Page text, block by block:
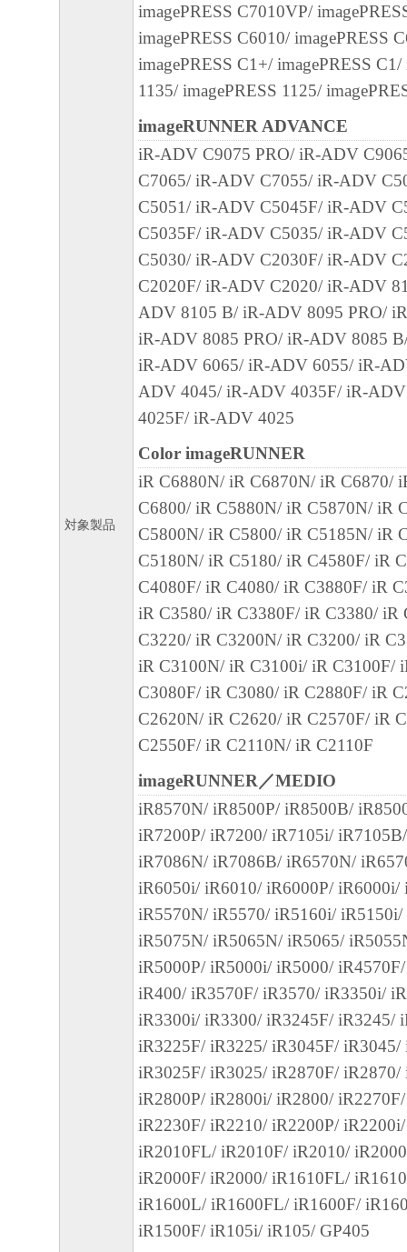
「本ソフトウェア」に係る権原および所有
によりキヤノンまたはキヤノンのライセン
４．著作権表示
お客様は、「本ソフトウェア」に含まれる
キヤノンのライセンサーの著作権表示を変
しくは削除してはなりません。
５．保証の否認・免責
(1) 「本ソフトウェア」は、『現状のまま
諾されます。キヤノン、キヤノンの子会社
連会社、それらの販売代理店または販売店
ンのライセンサーのいずれも、｢本ソフト
て、商品性および特定の目的への適合性の
かなる保証も、明示たると黙示たるとを問
(2) キヤノン、キヤノンの子会社、キヤノ
れらの販売代理店または販売店、またはキ
ンサーのいずれも、「本ソフトウェア」の
不能から生ずるいかなる損害（逸失利益お
生的または付随的な損害を含むがこれらに
ての損害を言います。）について、適用法
り、一切の責任を負わないものとします。
ン、キヤノンの子会社、キヤノンの関連会
売代理店または販売店、またはキヤノンの
かかる損害の可能性について知らされてい
(3) キヤノン、キヤノンの子会社、キヤノ
れらの販売代理店または販売店、またはキ
ンサーのいずれも、「本ソフトウェア」、
トウェア」の使用に起因または関連してお
の間に生じたいかなる紛争についても、一
いものとします。
お客様は、日本国政府または関連する外国
認可等を得ることなしに、「本ソフトウェ
は一部を、直接または間接に輸出してはな
８．契約期間
対象製品
imagePRESS C7010VP/
imagePRESS C6010/ imagePRESS
imagePRESS C1+/ imagePRESS C1/
1135/ imagePRESS 1125/
imageRUNNER ADVANCE
iR-ADV C9075 PRO/ iR-ADV
C7065/ iR-ADV C7055/ iR-ADV
C5051/ iR-ADV C5045F/ iR-ADV
C5035F/ iR-ADV C5035/ iR-ADV
C5030/ iR-ADV C2030F/ iR-ADV
C2020F/ iR-ADV C2020/ iR-ADV
ADV 8105 B/ iR-ADV 8095 PRO/
iR-ADV 8085 PRO/ iR-ADV 8085
iR-ADV 6065/ iR-ADV 6055/ iR-
ADV 4045/ iR-ADV 4035F/ iR-
4025F/ iR-ADV 4025
Color imageRUNNER
iR C6880N/ iR C6870N/ iR C6870/
C6800/ iR C5880N/ iR C5870N/ iR
C5800N/ iR C5800/ iR C5185N/ iR
C5180N/ iR C5180/ iR C4580F/ iR
C4080F/ iR C4080/ iR C3880F/ iR
iR C3580/ iR C3380F/ iR C3380/ iR
C3220/ iR C3200N/ iR C3200/ iR
iR C3100N/ iR C3100i/ iR C3100F/
C3080F/ iR C3080/ iR C2880F/ iR
C2620N/ iR C2620/ iR C2570F/ iR
C2550F/ iR C2110N/ iR C2110F
imageRUNNER／MEDIO
iR8570N/ iR8500P/ iR8500B/
iR7200P/ iR7200/ iR7105i/
iR7086N/ iR7086B/ iR6570N/
iR6050i/ iR6010/ iR6000P/ iR6000i/
iR5570N/ iR5570/ iR5160i/ iR5150i/
iR5075N/ iR5065N/ iR5065/
iR5000P/ iR5000i/ iR5000/
iR400/ iR3570F/ iR3570/ iR3350i/
iR3300i/ iR3300/ iR3245F/ iR3245/
iR3225F/ iR3225/ iR3045F/ iR3045/
iR3025F/ iR3025/ iR2870F/
iR2800P/ iR2800i/ iR2800/
iR2230F/ iR2210/ iR2200P/
iR2010FL/ iR2010F/ iR2010/
iR2000F/ iR2000/ iR1610FL/
iR1600L/ iR1600FL/ iR1600F/
iR1500F/ iR105i/ iR105/ GP405